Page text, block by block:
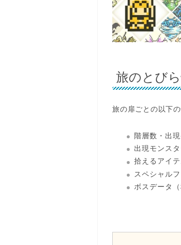
旅のとび
旅の扉ごとの以下
階層数・出
出現モンス
拾えるアイ
スペシャル
ボスデータ